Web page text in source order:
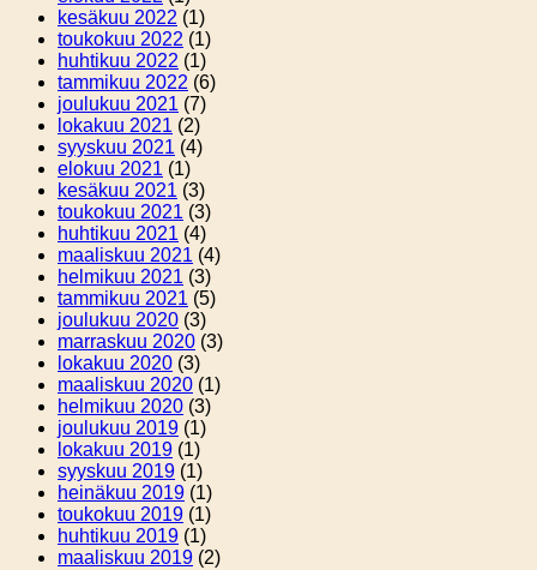
kesäkuu 2022 (1)
toukokuu 2022 (1)
huhtikuu 2022 (1)
tammikuu 2022 (6)
joulukuu 2021 (7)
lokakuu 2021 (2)
syyskuu 2021 (4)
elokuu 2021 (1)
kesäkuu 2021 (3)
toukokuu 2021 (3)
huhtikuu 2021 (4)
maaliskuu 2021 (4)
helmikuu 2021 (3)
tammikuu 2021 (5)
joulukuu 2020 (3)
marraskuu 2020 (3)
lokakuu 2020 (3)
maaliskuu 2020 (1)
helmikuu 2020 (3)
joulukuu 2019 (1)
lokakuu 2019 (1)
syyskuu 2019 (1)
heinäkuu 2019 (1)
toukokuu 2019 (1)
huhtikuu 2019 (1)
maaliskuu 2019 (2)